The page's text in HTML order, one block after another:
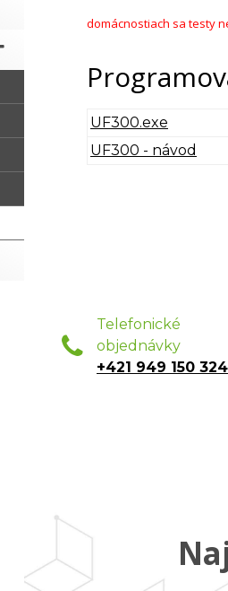
domácnostiach sa testy
UF300.exe
UF300 - návod
Telefonické
objednávky
+421 949 150 324